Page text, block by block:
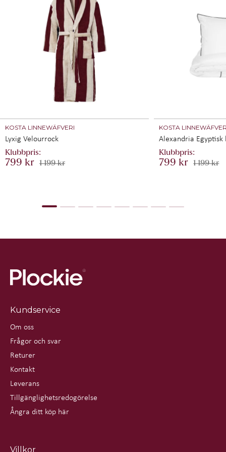
Lyxig Velourrock
KOSTA LINNEWÄFVERI
799 kr 1 199 kr
Alexandria
KOSTA
799 kr 1 199 kr
Kundservice
Om oss
Frågor och svar
Returer
Kontakt
Leverans
Tillgänglighetsredogörelse
Ångra ditt köp här
Villkor